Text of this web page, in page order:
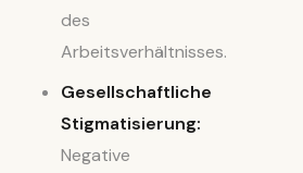
des
Arbeitsverhältnisses.
Gesellschaftliche
Stigmatisierung:
Negative